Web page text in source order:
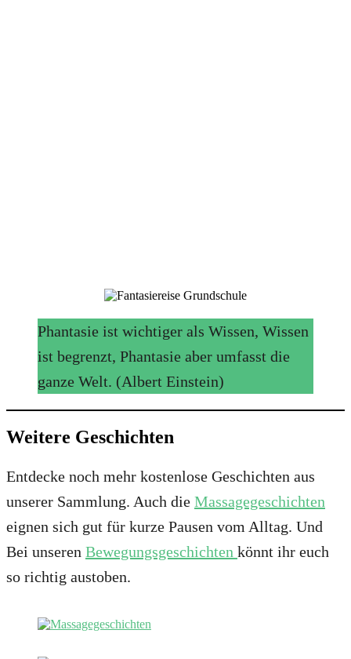
Phantasie ist wichtiger als Wissen, Wissen
ist begrenzt, Phantasie aber umfasst die
ganze Welt. (Albert Einstein)
Weitere Geschichten
Entdecke noch mehr kostenlose Geschichten aus
unserer Sammlung. Auch die Massagegeschichten
eignen sich gut für kurze Pausen vom Alltag. Und
Bei unseren Bewegungsgeschichten könnt ihr euch
so richtig austoben.